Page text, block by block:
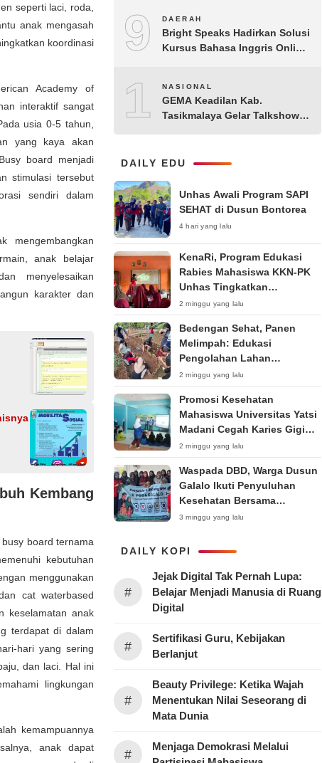
seperti laci, roda,
anak mengasah
koordinasi
Academy of
interaktif sangat
usia 0-5 tahun,
yang kaya akan
board menjadi
stimulasi tersebut
sendiri dalam
mengembangkan
anak belajar
menyelesaikan
karakter dan
Kembang
board ternama
kebutuhan
menggunakan
cat waterbased
keselamatan anak
terdapat di dalam
hari yang sering
dan laci. Hal ini
lingkungan
kemampuannya
anak dapat
9 DAERAH
Bright Speaks Hadirkan Solusi
Kursus Bahasa Inggris Online
Bicara
10NASIONAL
GEMA Keadilan Kab.
Tasikmalaya Gelar Talkshow
Negara di Era Post-Truth”
DAILY EDU
Unhas Awali Program SAPI
SEHAT di Dusun Bontorea
4 hari yang lalu
KenaRi, Program Edukasi
Rabies Mahasiswa KKN-PK
Unhas Tingkatkan
Kesadaran Siswa SD Negeri 4
Maccorawalie
2 minggu yang lalu
Bedengan Sehat, Panen
Melimpah: Edukasi
Pengolahan Lahan
Bedengan Organik bagi KWT
dan Ibu PKK RT 04 RW 01
Kelurahan Pakintelan
2 minggu yang lalu
Promosi Kesehatan
Mahasiswa Universitas Yatsi
Madani Cegah Karies Gigi
Anak
2 minggu yang lalu
Waspada DBD, Warga Dusun
Galalo Ikuti Penyuluhan
Kesehatan Bersama
Mahasiswa Pemberdayaan
Surabaya 2026
3 minggu yang lalu
DAILY KOPI
#
Jejak Digital Tak Pernah Lupa:
Belajar Menjadi Manusia di Ruang
Digital
#
Sertifikasi Guru, Kebijakan
Berlanjut
#
Beauty Privilege: Ketika Wajah
Menentukan Nilai Seseorang di
Mata Dunia
#
Menjaga Demokrasi Melalui